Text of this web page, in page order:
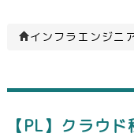
インフラエンジニ
【PL】クラウ